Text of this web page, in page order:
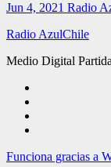
Jun 4, 2021 Radio
Radio AzulChile
Medio Digital
Funciona gracias a